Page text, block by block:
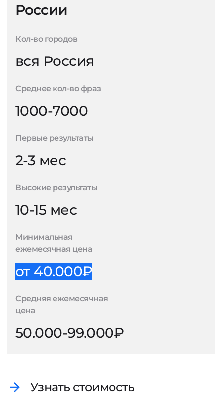
России
Кол-во городов
вся Россия
Среднее кол-во фраз
1000-7000
Первые результаты
2-3 мес
Высокие результаты
10-15 мес
Минимальная
ежемесячная цена
от 40.000₽
Средняя ежемесячная
цена
50.000-99.000₽
Узнать стоимость